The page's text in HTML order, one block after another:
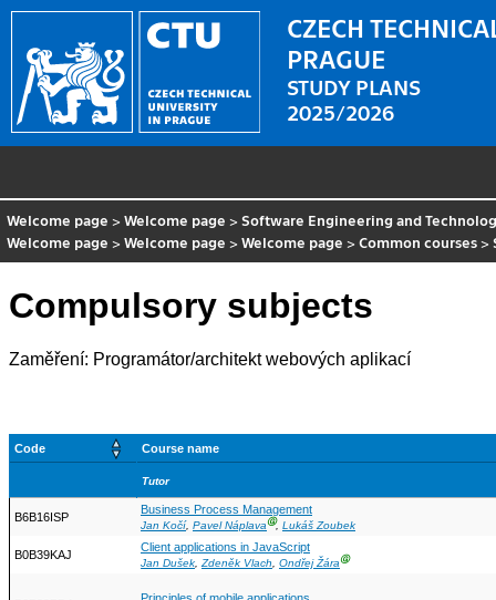
CZECH
PRAGUE
STUDY PLANS
2025/2026
Welcome page >Welcome page >Software Engineering and
Welcome page >Welcome page >Welcome page >Common courses >
Compulsory subjects
Zaměření: Programátor/architekt webových aplikací
Code Course name
Tutor
B6B16ISP
Business Process Management
Jan Kočí, Pavel NáplavaⒼ, Lukáš Zoubek
B0B39KAJ
Client applications in JavaScript
Jan Dušek,Zdeněk Vlach, Ondřej ŽáraⒼ